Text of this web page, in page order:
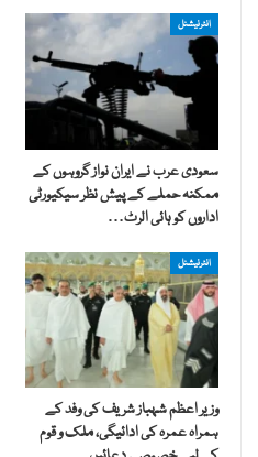
انٹرنیشنل
سعودی عرب نے ایران نواز گروہوں کے
ممکنہ حملے کے پیش نظر سیکیورٹی
اداروں کو ہائی الرٹ…
انٹرنیشنل
وزیر اعظم شہباز شریف کی وفد کے
ہمراہ عمرہ کی ادائیگی، ملک و قوم